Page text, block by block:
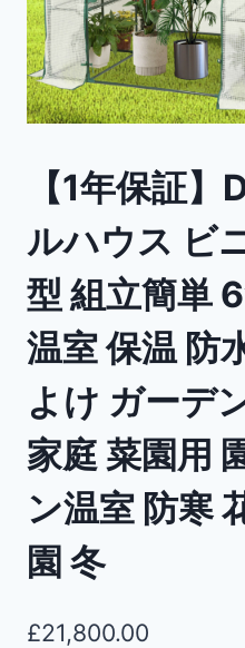
【1年保証
ルハウス ビ
型 組立簡単
温室 保温 防
よけ ガーデ
家庭 菜園用
ン温室 防寒
園 冬
£21,800.00